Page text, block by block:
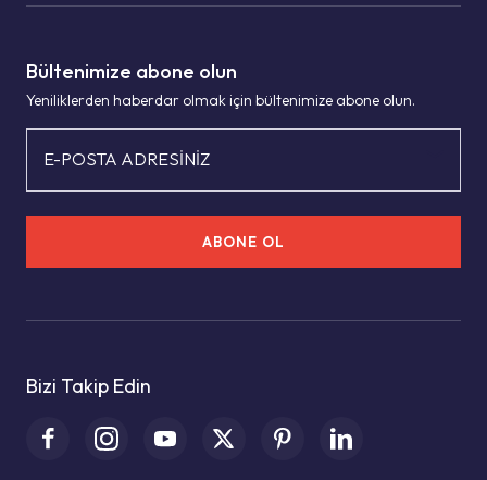
Bültenimize abone olun
Yeniliklerden haberdar olmak için bültenimize abone olun.
E-POSTA ADRESİNİZ
ABONE OL
Bizi Takip Edin